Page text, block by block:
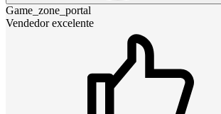
Game_zone_portal
Vendedor excelente